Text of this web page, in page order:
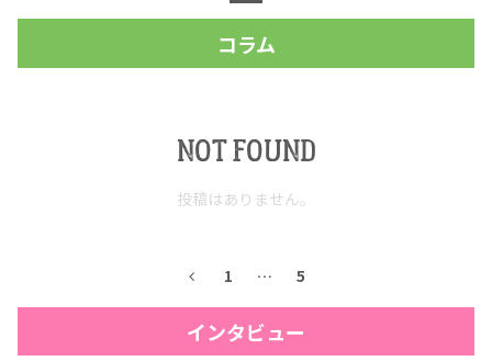
コラム
NOT FOUND
投稿はありません。
1 … 5
インタビュー